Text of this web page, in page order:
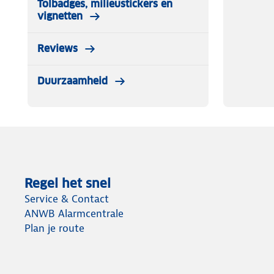
Tolbadges, milieustickers en
vignetten
Reviews
Duurzaamheid
Regel het snel
Service & Contact
ANWB Alarmcentrale
Plan je route